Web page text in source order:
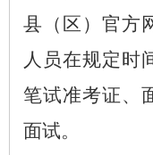
县（区）官方
人员在规定时
笔试准考证、
面试。